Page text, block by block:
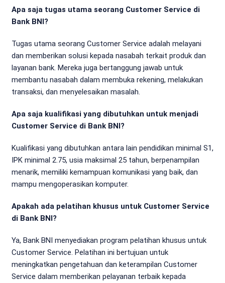
Apa saja tugas utama seorang Customer Service di
Bank BNI?
Tugas utama seorang Customer Service adalah melayani
dan memberikan solusi kepada nasabah terkait produk dan
layanan bank. Mereka juga bertanggung jawab untuk
membantu nasabah dalam membuka rekening, melakukan
transaksi, dan menyelesaikan masalah.
Apa saja kualifikasi yang dibutuhkan untuk menjadi
Customer Service di Bank BNI?
Kualifikasi yang dibutuhkan antara lain pendidikan minimal S1,
IPK minimal 2.75, usia maksimal 25 tahun, berpenampilan
menarik, memiliki kemampuan komunikasi yang baik, dan
mampu mengoperasikan komputer.
Apakah ada pelatihan khusus untuk Customer Service
di Bank BNI?
Ya, Bank BNI menyediakan program pelatihan khusus untuk
Customer Service. Pelatihan ini bertujuan untuk
meningkatkan pengetahuan dan keterampilan Customer
Service dalam memberikan pelayanan terbaik kepada